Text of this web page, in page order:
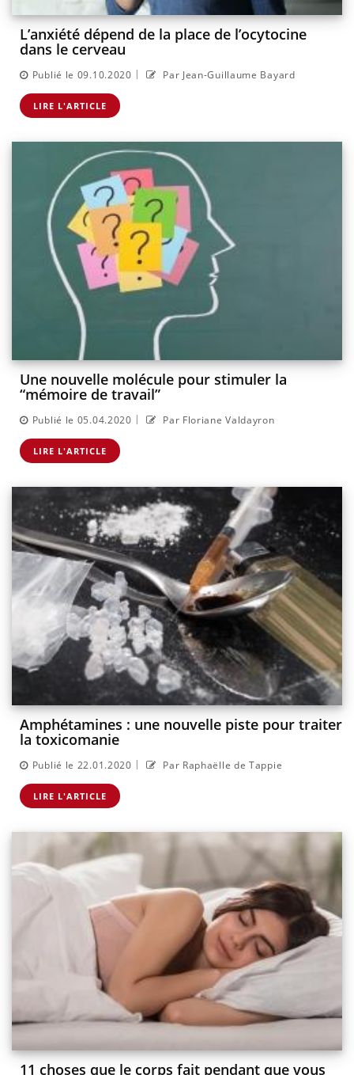
L’anxiété dépend de la place de l’ocytocine
dans le cerveau
Publié le 09.10.2020 | Par Jean-Guillaume Bayard
LIRE L'ARTICLE
Une nouvelle molécule pour stimuler la
“mémoire de travail”
Publié le 05.04.2020 | Par Floriane Valdayron
LIRE L'ARTICLE
Amphétamines : une nouvelle piste pour traiter
la toxicomanie
Publié le 22.01.2020 | Par Raphaëlle de Tappie
LIRE L'ARTICLE
11 choses que le corps fait pendant que vous